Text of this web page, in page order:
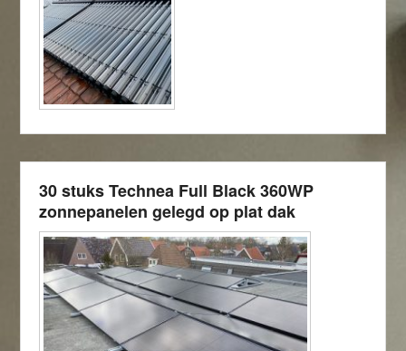
30 stuks Technea Full Black 360WP
zonnepanelen gelegd op plat dak